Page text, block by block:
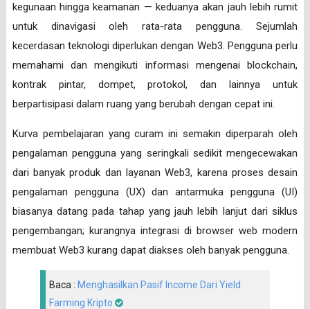
kegunaan hingga keamanan — keduanya akan jauh lebih rumit
untuk dinavigasi oleh rata-rata pengguna. Sejumlah
kecerdasan teknologi diperlukan dengan Web3. Pengguna perlu
memahami dan mengikuti informasi mengenai blockchain,
kontrak pintar, dompet, protokol, dan lainnya untuk
berpartisipasi dalam ruang yang berubah dengan cepat ini.
Kurva pembelajaran yang curam ini semakin diperparah oleh
pengalaman pengguna yang seringkali sedikit mengecewakan
dari banyak produk dan layanan Web3, karena proses desain
pengalaman pengguna (UX) dan antarmuka pengguna (UI)
biasanya datang pada tahap yang jauh lebih lanjut dari siklus
pengembangan; kurangnya integrasi di browser web modern
membuat Web3 kurang dapat diakses oleh banyak pengguna.
Baca : Menghasilkan Pasif Income Dari Yield
Farming Kripto